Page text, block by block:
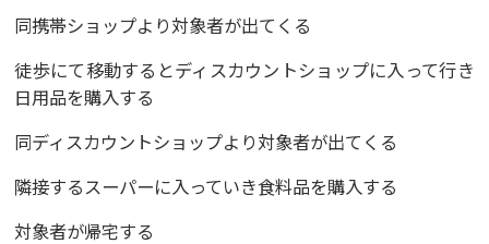
同携帯ショップより対象者が出てくる
徒歩にて移動するとディスカウントショップに入って行き
日用品を購入する
同ディスカウントショップより対象者が出てくる
隣接するスーパーに入っていき食料品を購入する
対象者が帰宅する